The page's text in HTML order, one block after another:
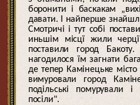
боронити і баскакам
давати. І найперше
Смотричі і тут собі
иньшім місцї жили
поставили город
нагодилося їм загнати
де тепер Камінецьке місто
вимуровали город
подільські помурували
посіли".